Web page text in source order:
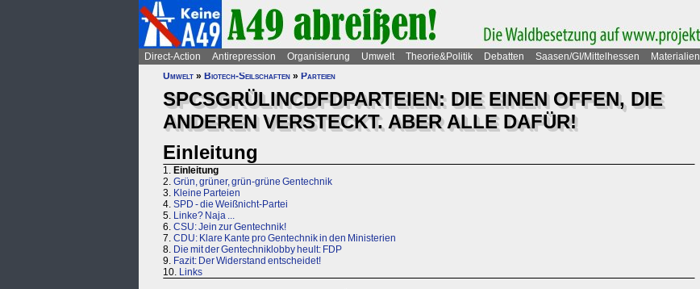
Direct-Action Antirepression Organisierung Umwelt Theorie&Politik Debatten Saasen/GI/Mittelhessen Materialien
Umwelt » Biotech-Seilschaften » Parteien
SPCSGRÜLINCDFDPARTEIEN: DIE EINEN OFFEN, DIE
ANDEREN VERSTECKT. ABER ALLE DAFÜR!
Einleitung
1. Einleitung
2. Grün, grüner, grün-grüne Gentechnik
3. Kleine Parteien
4. SPD - die Weißnicht-Partei
5. Linke? Naja ...
6. CSU: Jein zur Gentechnik!
7. CDU: Klare Kante pro Gentechnik in den Ministerien
8. Die mit der Gentechniklobby heult: FDP
9. Fazit: Der Widerstand entscheidet!
10. Links